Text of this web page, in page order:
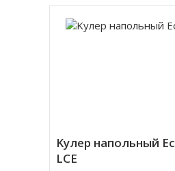
Kулер напольный
LCE